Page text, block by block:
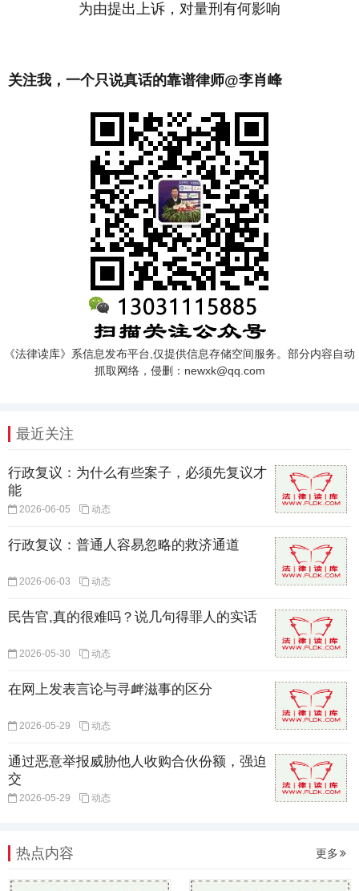
关注我，一个只说真话的靠谱律师@李肖峰
《法律读库》系信息发布平台,仅提供信息存储空间服务。部分内容自动
抓取网络，侵删：newxk@qq.com
最近关注
行政复议：为什么有些案子，必须先复议才
能
2026-06-05 动态
行政复议：普通人容易忽略的救济通道
2026-06-03 动态
民告官,真的很难吗？说几句得罪人的实话
2026-05-30 动态
在网上发表言论与寻衅滋事的区分
2026-05-29 动态
通过恶意举报威胁他人收购合伙份额，强迫
交
2026-05-29 动态
热点内容 更多